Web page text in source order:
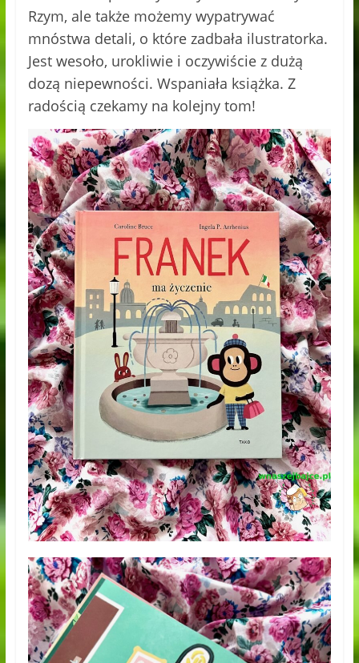
Rzym, ale także możemy wypatrywać
mnóstwa detali, o które zadbała ilustratorka.
Jest wesoło, urokliwie i oczywiście z dużą
dozą niepewności. Wspaniała książka. Z
radością czekamy na kolejny tom!